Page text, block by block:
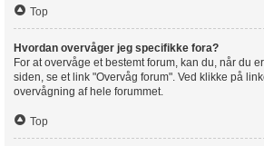
Top
Hvordan overvåger jeg specifikke fora?
For at overvåge et bestemt forum, kan du, når du
siden, se et link "Overvåg forum". Ved klikke på
overvågning af hele forummet.
Top